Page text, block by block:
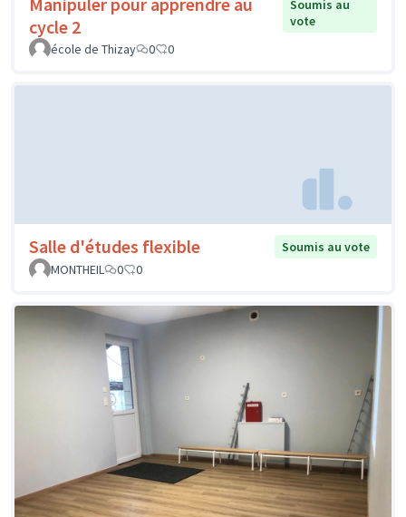
cycle 2
Soumis au
vote
école de Thizay
0 0
Salle d'études flexible
Soumis au vote
MONTHEIL
0 0